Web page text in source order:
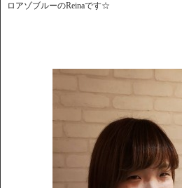
ロアゾブルーのReinaです☆